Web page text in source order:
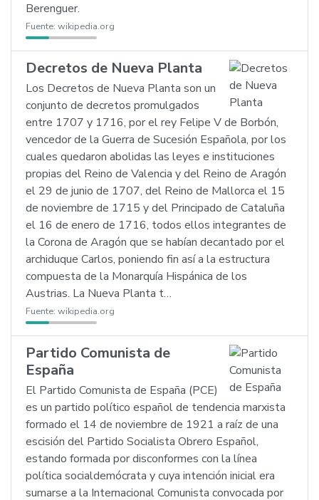
Berenguer.
Fuente: wikipedia.org
Decretos de Nueva Planta
Los Decretos de Nueva Planta son un
conjunto de decretos promulgados
entre 1707 y 1716, por el rey Felipe V de Borbón,
vencedor de la Guerra de Sucesión Española, por los
cuales quedaron abolidas las leyes e instituciones
propias del Reino de Valencia y del Reino de Aragón
el 29 de junio de 1707, del Reino de Mallorca el 15
de noviembre de 1715 y del Principado de Cataluña
el 16 de enero de 1716, todos ellos integrantes de
la Corona de Aragón que se habían decantado por el
archiduque Carlos, poniendo fin así a la estructura
compuesta de la Monarquía Hispánica de los
Austrias. La Nueva Planta t…
Fuente: wikipedia.org
Partido Comunista de
España
El Partido Comunista de España (PCE)
es un partido político español de tendencia marxista
formado el 14 de noviembre de 1921 a raíz de una
escisión del Partido Socialista Obrero Español,
estando formada por disconformes con la línea
política socialdemócrata y cuya intención inicial era
sumarse a la Internacional Comunista convocada por